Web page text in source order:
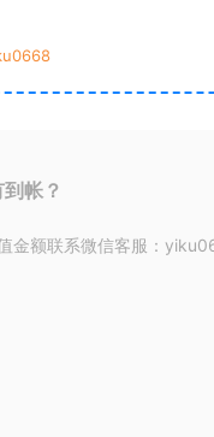
帐？
金额联系微信客服：